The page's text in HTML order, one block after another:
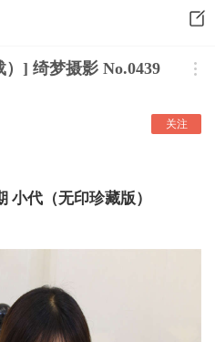
] 绮梦摄影 No.0439
关注
小代（无印珍藏版）